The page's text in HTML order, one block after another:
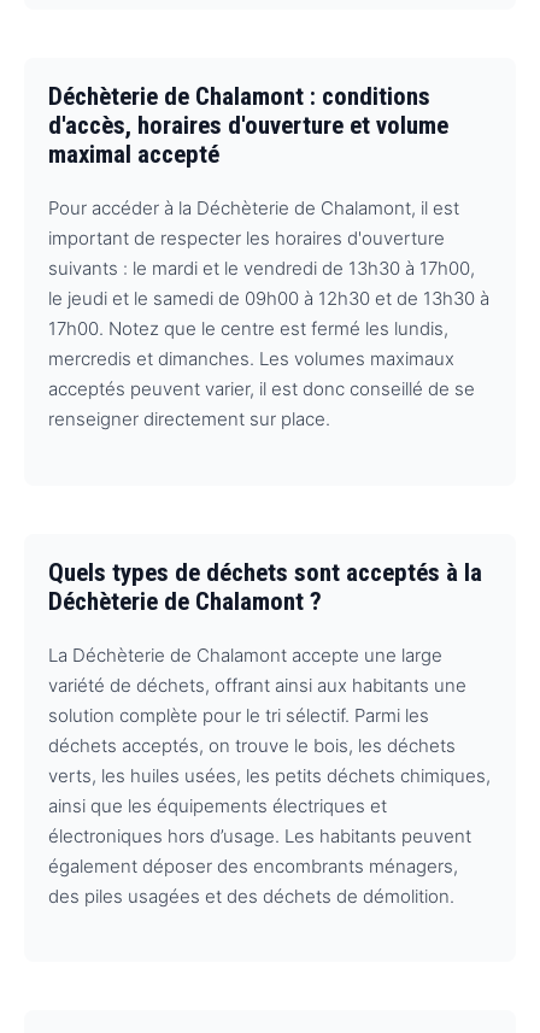
Déchèterie de Chalamont : conditions
d'accès, horaires d'ouverture et volume
maximal accepté
Pour accéder à la Déchèterie de Chalamont, il est
important de respecter les horaires d'ouverture
suivants : le mardi et le vendredi de 13h30 à 17h00,
le jeudi et le samedi de 09h00 à 12h30 et de 13h30 à
17h00. Notez que le centre est fermé les lundis,
mercredis et dimanches. Les volumes maximaux
acceptés peuvent varier, il est donc conseillé de se
renseigner directement sur place.
Quels types de déchets sont acceptés à la
Déchèterie de Chalamont ?
La Déchèterie de Chalamont accepte une large
variété de déchets, offrant ainsi aux habitants une
solution complète pour le tri sélectif. Parmi les
déchets acceptés, on trouve le bois, les déchets
verts, les huiles usées, les petits déchets chimiques,
ainsi que les équipements électriques et
électroniques hors d’usage. Les habitants peuvent
également déposer des encombrants ménagers,
des piles usagées et des déchets de démolition.